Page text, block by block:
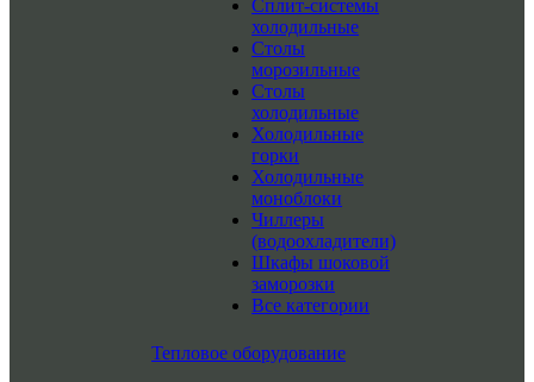
Сплит-системы
холодильные
Столы
морозильные
Столы
холодильные
Холодильные
горки
Холодильные
моноблоки
Чиллеры
(водоохладители)
Шкафы шоковой
заморозки
Все категории
Тепловое оборудование